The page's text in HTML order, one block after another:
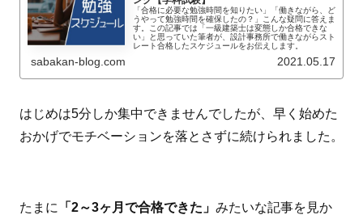
「合格に必要な勉強時間を知りたい」「働きながら、ど
うやって勉強時間を確保したの？」こんな疑問に答えま
す。この記事では「一級建築士は変態しか合格できな
い」と思っていた筆者が、設計事務所で働きながらスト
レート合格したスケジュールをお伝えします。
sabakan-blog.com 2021.05.17
はじめは5分しか集中できませんでしたが、早く始めた
おかげでモチベーションを落とさずに続けられました。
たまに 「2～3ヶ月で合格できた」 みたいな記事を見か